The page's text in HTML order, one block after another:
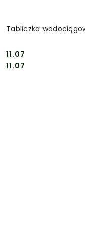
Tabliczka
Cena:
11.07
Cena:
11.07